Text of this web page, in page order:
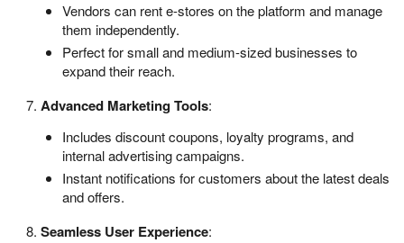
Vendors can rent e-stores on the platform and manage
them independently.
Perfect for small and medium-sized businesses to
expand their reach.
Advanced Marketing Tools:
Includes discount coupons, loyalty programs, and
internal advertising campaigns.
Instant notifications for customers about the latest deals
and offers.
Seamless User Experience: